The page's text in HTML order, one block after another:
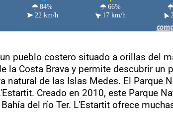
84%
22 km/h
66%
17 km/h
pueblo costero situado a orillas del
la Costa Brava y permite descubrir
natural de las Islas Medes. El Parque
Creado en 2010, este Parque
del río Ter. L'Estartit ofrece